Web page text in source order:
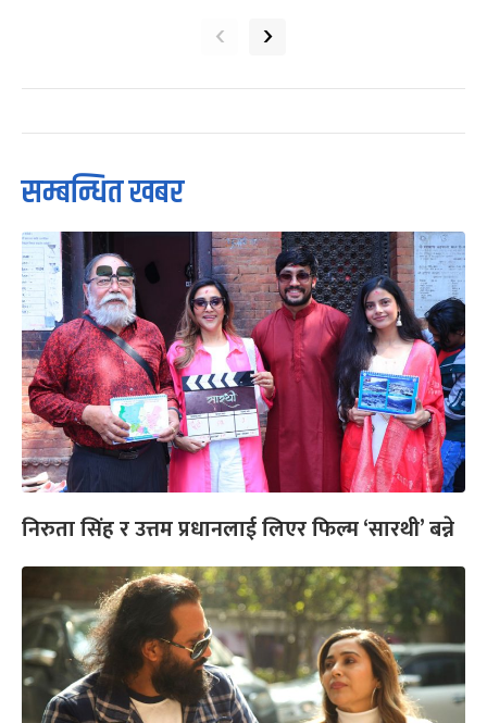
‹ ›
सम्बन्धित खबर
निरुता सिंह र उत्तम प्रधानलाई लिएर फिल्म ‘सारथी’ बन्ने